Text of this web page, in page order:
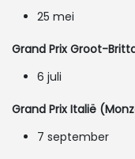
25 mei
Grand Prix Groot-
6 juli
Grand Prix Italië
7 september